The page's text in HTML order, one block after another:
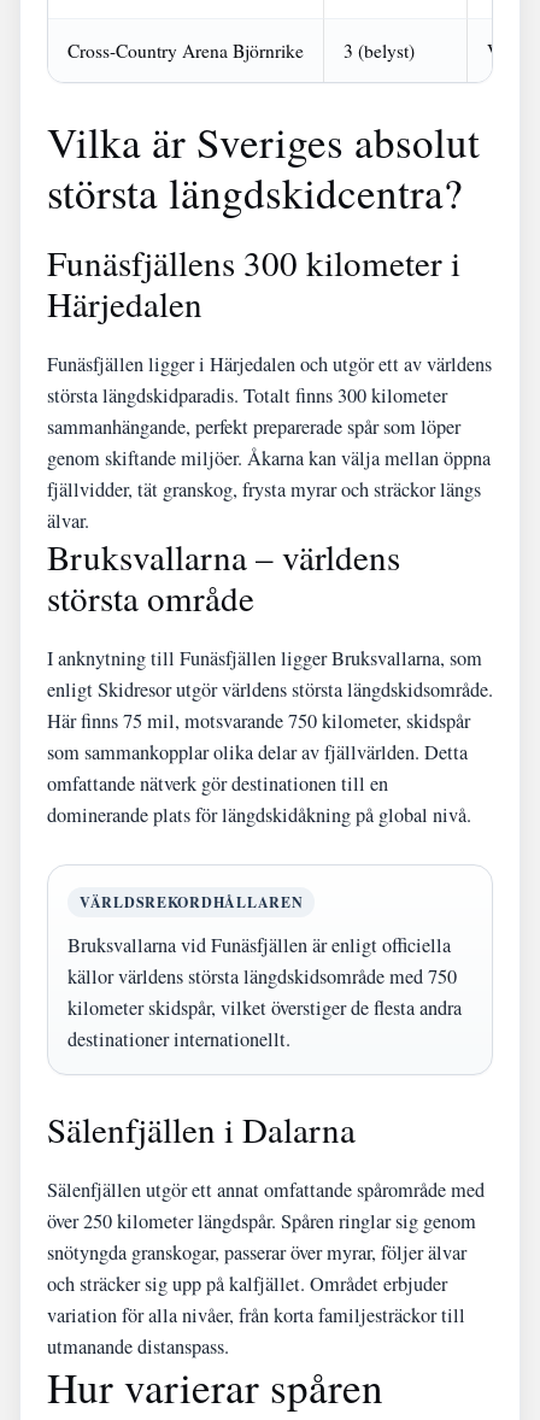
Cross-Country Arena Björnrike 3 (belyst)
Vilka är Sveriges absolut
största längdskidcentra?
Funäsfjällens 300 kilometer i
Härjedalen
Funäsfjällen ligger i Härjedalen och utgör ett av världens
största längdskidparadis. Totalt finns 300 kilometer
sammanhängande, perfekt preparerade spår som löper
genom skiftande miljöer. Åkarna kan välja mellan öppna
fjällvidder, tät granskog, frysta myrar och sträckor längs
älvar.
Bruksvallarna – världens
största område
I anknytning till Funäsfjällen ligger Bruksvallarna, som
enligt Skidresor utgör världens största längdskidsområde.
Här finns 75 mil, motsvarande 750 kilometer, skidspår
som sammankopplar olika delar av fjällvärlden. Detta
omfattande nätverk gör destinationen till en
dominerande plats för längdskidåkning på global nivå.
VÄRLDSREKORDHÅLLAREN
Bruksvallarna vid Funäsfjällen är enligt officiella
källor världens största längdskidsområde med 750
kilometer skidspår, vilket överstiger de flesta andra
destinationer internationellt.
Sälenfjällen i Dalarna
Sälenfjällen utgör ett annat omfattande spårområde med
över 250 kilometer längdspår. Spåren ringlar sig genom
snötyngda granskogar, passerar över myrar, följer älvar
och sträcker sig upp på kalfjället. Området erbjuder
variation för alla nivåer, från korta familjesträckor till
utmanande distanspass.
Hur varierar spåren